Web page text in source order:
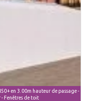
en 3.00m hauteur de passage -
Fenêtres de toit